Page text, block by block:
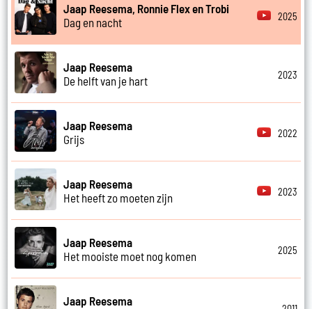
Jaap Reesema, Ronnie Flex en Trobi
Dag en nacht
2025
Jaap Reesema
De helft van je hart
2023
Jaap Reesema
Grijs
2022
Jaap Reesema
Het heeft zo moeten zijn
2023
Jaap Reesema
Het mooiste moet nog komen
2025
Jaap Reesema